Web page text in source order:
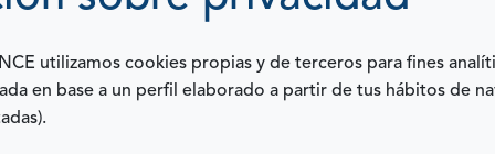
utilizamos cookies propias y de terceros para fines
en base a un perfil elaborado a partir de tus hábitos de
de la costa asturiana llamado Lastres. Fue la quinta
familia se trasladó a Gijón, donde se afincó...